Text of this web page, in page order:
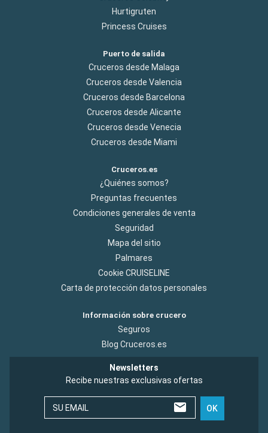
Hurtigruten
Princess Cruises
Puerto de salida
Cruceros desde Malaga
Cruceros desde Valencia
Cruceros desde Barcelona
Cruceros desde Alicante
Cruceros desde Venecia
Cruceros desde Miami
Cruceros.es
¿Quiénes somos?
Preguntas frecuentes
Condiciones generales de venta
Seguridad
Mapa del sitio
Palmares
Cookie CRUISELINE
Carta de protección datos personales
Información sobre crucero
Seguros
Blog Cruceros.es
Newsletters
Recibe nuestras exclusivas ofertas
SU EMAIL OK